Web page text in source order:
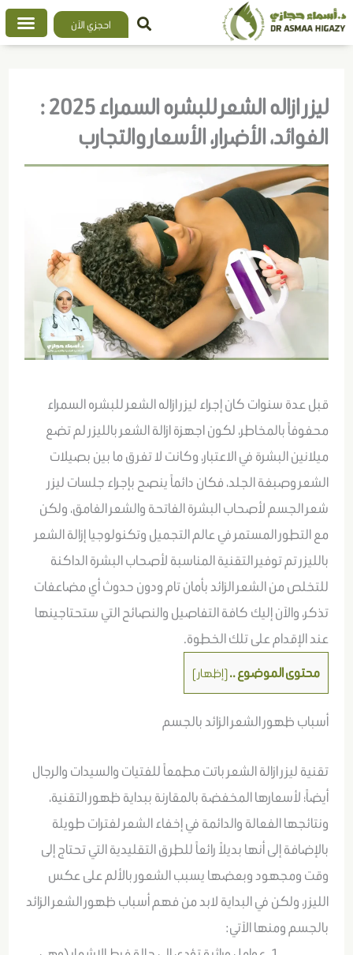
تخطي
إلى
احجزي الآن
ليزر ازاله الشعر للبشره السمراء 2025 :
الفوائد، الأضرار، الأسعار والتجارب
قبل عدة سنوات كان إجراء ليزر ازاله الشعر للبشره السمراء
محفوفاً بالمخاطر، لكون اجهزة ازالة الشعر بالليزر لم تضع
ميلانين البشرة في الاعتبار، وكانت لا تفرق ما بين بصيلات
الشعر وصبغة الجلد، فكان دائماً ينصح بإجراء جلسات ليزر
شعر الجسم لأصحاب البشرة الفاتحة والشعر الغامق، ولكن
مع التطور المستمر في عالم التجميل وتكنولوجيا إزالة الشعر
بالليزر تم توفير التقنية المناسبة لأصحاب البشرة الداكنة
للتخلص من الشعر الزائد بأمان تام ودون حدوث أي مضاعفات
تذكر، والآن إليك كافة التفاصيل والنصائح التي ستحتاجينها
عند الإقدام على تلك الخطوة.
محتوى الموضوع ..[إظهار]
أسباب ظهور الشعر الزائد بالجسم
تقنية ليزر ازالة الشعر باتت مطمعاً للفتيات والسيدات والرجال
أيضاً؛ لأسعارها المخفضة بالمقارنة ببداية ظهور التقنية،
ونتائجها الفعالة والدائمة في إخفاء الشعر لفترات طويلة
بالإضافة إلى أنها بديلاً رائعاً للطرق التقليدية التي تحتاج إلى
وقت ومجهود وبعضها يسبب الشعور بالألم على عكس
الليزر، ولكن في البداية لابد من فهم أسباب ظهور الشعر الزائد
بالجسم ومنها الآتي: